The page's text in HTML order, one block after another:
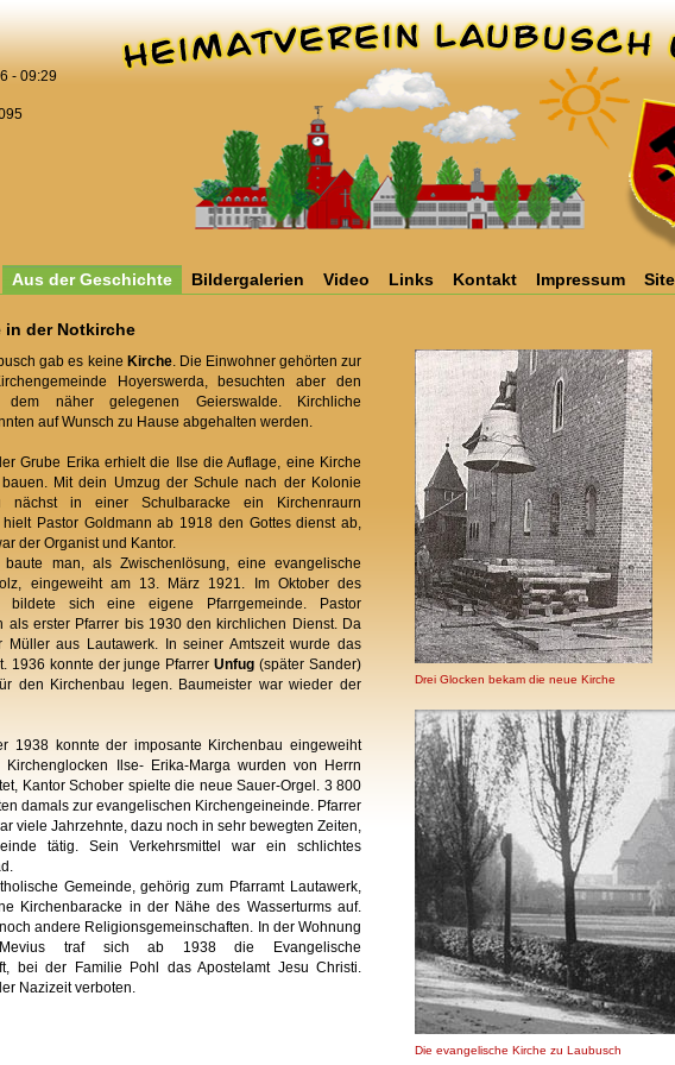
- 09:29
Aus der Geschichte Bildergalerien Video Links Kontakt Impressum
der Notkirche
gab es keine Kirche. Die Einwohner gehörten zur
Hoyerswerda, besuchten aber den
dem näher gelegenen Geierswalde. Kirchliche
auf Wunsch zu Hause abgehalten werden.
Grube Erika erhielt die Ilse die Auflage, eine Kirche
Mit dein Umzug der Schule nach der Kolonie
nächst in einer Schulbaracke ein Kirchenraurn
Pastor Goldmann ab 1918 den Gottes dienst ab,
der Organist und Kantor.
man, als Zwischenlösung, eine evangelische
eingeweiht am 13. März 1921. Im Oktober des
bildete sich eine eigene Pfarrgemeinde. Pastor
als erster Pfarrer bis 1930 den kirchlichen Dienst. Da
Müller aus Lautawerk. In seiner Amtszeit wurde das
1936 konnte der junge PfarrerUnfug (später Sander)
den Kirchenbau legen. Baumeister war wieder der
1938 konnte der imposante Kirchenbau eingeweiht
Ilse- Erika-Marga wurden von Herrn
Kantor Schober spielte die neue Sauer-Orgel. 3 800
damals zur evangelischen Kirchengeineinde. Pfarrer
viele Jahrzehnte, dazu noch in sehr bewegten Zeiten,
tätig. Sein Verkehrsmittel war ein schlichtes
Gemeinde, gehörig zum Pfarramt Lautawerk,
Kirchenbaracke in der Nähe des Wasserturms auf.
andere Religionsgemeinschaften. In der Wohnung
traf sich ab 1938 die Evangelische
bei der Familie Pohl das Apostelamt Jesu Christi.
Nazizeit verboten.
Drei Glocken bekam die neue Kirche
Die evangelische Kirche zu Laubusch